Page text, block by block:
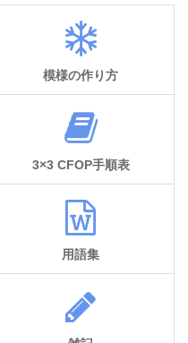
模様の作り方
3×3 CFOP手順表
用語集